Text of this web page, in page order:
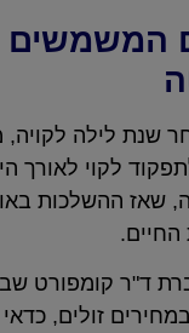
המשמשים
שנת לילה לקויה,
לקוי לאורך
שאז ההשלכות
החיים.
ד"ר קומפורט
במחירים זולים,